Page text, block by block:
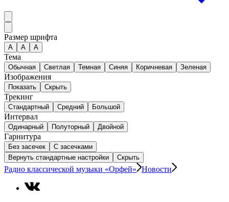
Размер шрифта
А A A
Тема
Обычная Светлая Темная Синяя Коричневая Зеленая
Изображения
Показать Скрыть
Трекинг
Стандартный Средний Большой
Интервал
Одинарный Полуторный Двойной
Гарнитура
Без засечек
С засечками
Вернуть стандартные настройки
Скрыть
Радио классической музыки «Орфей» Новости